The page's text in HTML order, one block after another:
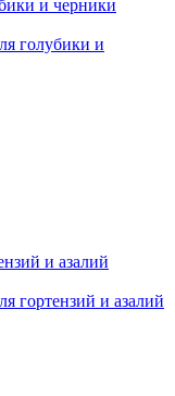
голубики и
гортензий и азалий